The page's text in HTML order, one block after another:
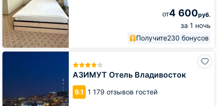
от4 600руб.
за 1 ночь
Получите230 бонусов
АЗИМУТ Отель Владивосток
9.1 1 179 отзывов гостей
АЗИМУТ